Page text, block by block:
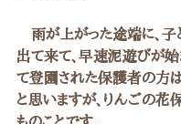
雨が上がった途端に、子
出て来て、早速泥遊びが始
て登園された保護者の方は
と思いますが、りんごの花